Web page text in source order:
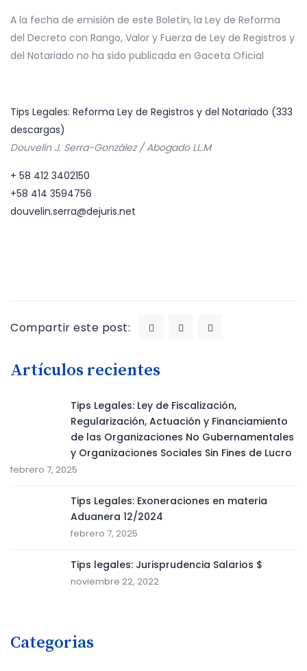
A la fecha de emisión de este Boletín, la Ley de Reforma
del Decreto con Rango, Valor y Fuerza de Ley de Registros y
del Notariado no ha sido publicada en Gaceta Oficial
Tips Legales: Reforma Ley de Registros y del Notariado (333
descargas)
Douvelin J. Serra-González / Abogado LL.M
+ 58 412 3402150
+58 414 3594756
douvelin.serra@dejuris.net
Compartir este post:
Artículos recientes
Tips Legales: Ley de Fiscalización,
Regularización, Actuación y Financiamiento
de las Organizaciones No Gubernamentales
y Organizaciones Sociales Sin Fines de Lucro
febrero 7, 2025
Tips Legales: Exoneraciones en materia
Aduanera 12/2024
febrero 7, 2025
Tips legales: Jurisprudencia Salarios $
noviembre 22, 2022
Categorias